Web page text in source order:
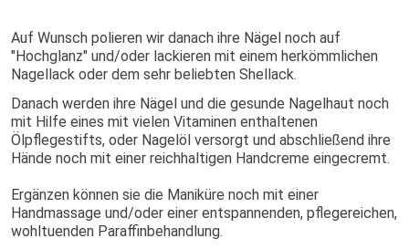
Auf Wunsch polieren wir danach ihre Nägel noch auf
"Hochglanz" und/oder lackieren mit einem herkömmlichen
Nagellack oder dem sehr beliebten Shellack.
Danach werden ihre Nägel und die gesunde Nagelhaut noch
mit Hilfe eines mit vielen Vitaminen enthaltenen
Ölpflegestifts, oder Nagelöl versorgt und abschließend ihre
Hände noch mit einer reichhaltigen Handcreme eingecremt.
Ergänzen können sie die Maniküre noch mit einer
Handmassage und/oder einer entspannenden, pflegereichen,
wohltuenden Paraffinbehandlung.